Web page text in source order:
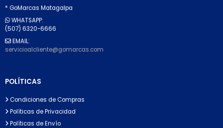
* GoMarcas Matagalpa
WHATSAPP:
(507) 6320-6666
EMAIL:
servicioalcliente@gomarcas.com
POLÍTICAS
Condiciones de Compras
Políticas de Privacidad
Políticas de Envío